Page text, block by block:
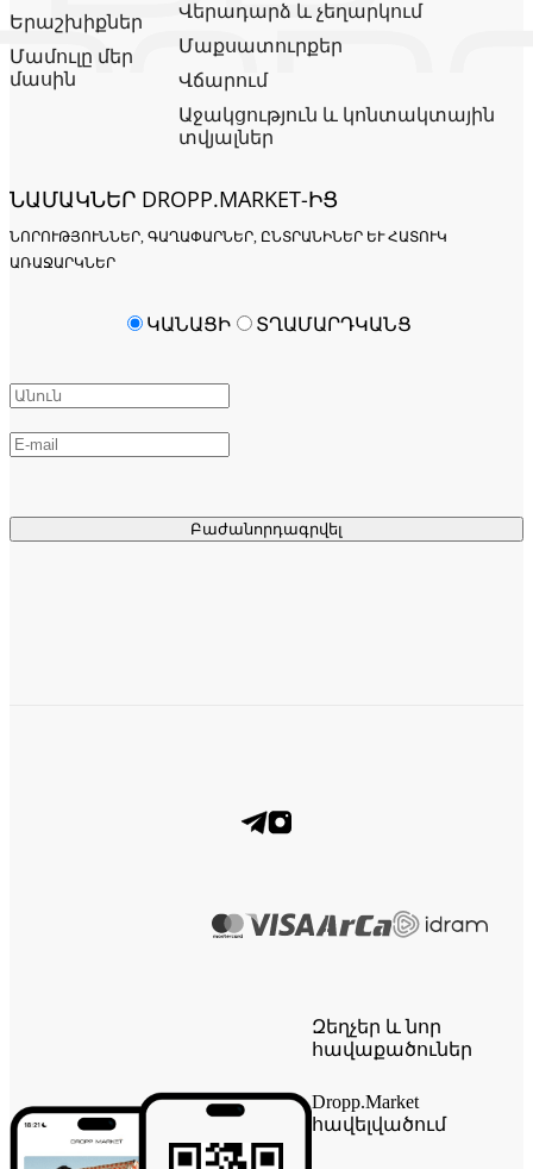
Երաշխիքներ
Մամուլը մեր
մասին
Վերադարձ և չեղարկում
Մաքսատուրքեր
Վճարում
Աջակցություն և կոնտակտային
տվյալներ
ՆԱՄԱԿՆԵՐ DROPP.MARKET-ԻՑ
ՆՈՐՈՒԹՅՈՒՆՆԵՐ, ԳԱՂԱՓԱՐՆԵՐ, ԸՆՏՐԱՆԻՆԵՐ ԵՒ ՀԱՏՈՒԿ Ա
ՌԱՋԱՐԿՆԵՐ
Բաժանորդագրվել
ԿԱՆԱՑԻ ՏՂԱՄԱՐԴԿԱՆՑ
Զեղչեր և նոր
հավաքածուներ
Dropp.Market
հավելվածում